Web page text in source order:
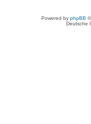
Powered by phpBB
Deutsche